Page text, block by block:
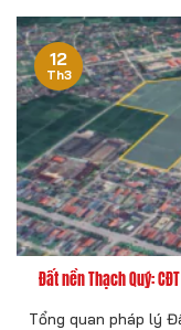
Đất nền Thạch Quý:
Tổng quan pháp lý
12
Th3